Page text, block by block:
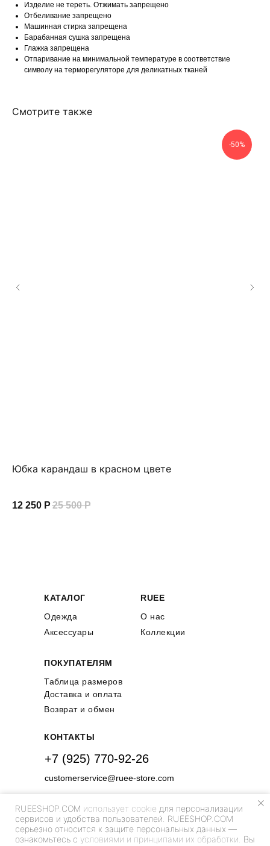
Изделие не тереть. Отжимать запрещено
Отбеливание запрещено
Машинная стирка запрещена
Барабанная сушка запрещена
Глажка запрещена
Отпаривание на минимальной температуре в соответствие
символу на терморегуляторе для деликатных тканей
Смотрите также
-50%
Юбка карандаш в красном цвете
12 250 Р 25 500 Р
КАТАЛОГ
Одежда
Аксессуары
RUEE
О нас
Коллекции
ПОКУПАТЕЛЯМ
Доставка и оплата
Возврат и обмен
КОНТАКТЫ
+7 (925) 770-92-26
customerservice@ruee-store.com
Таблица размеров
RUEESHOP.COM использует cookie для персонализации
сервисов и удобства пользователей. RUEESHOP.COM
серьезно относится к защите персональных данных —
ознакомьтесь с условиями и принципами их обработки . Вы